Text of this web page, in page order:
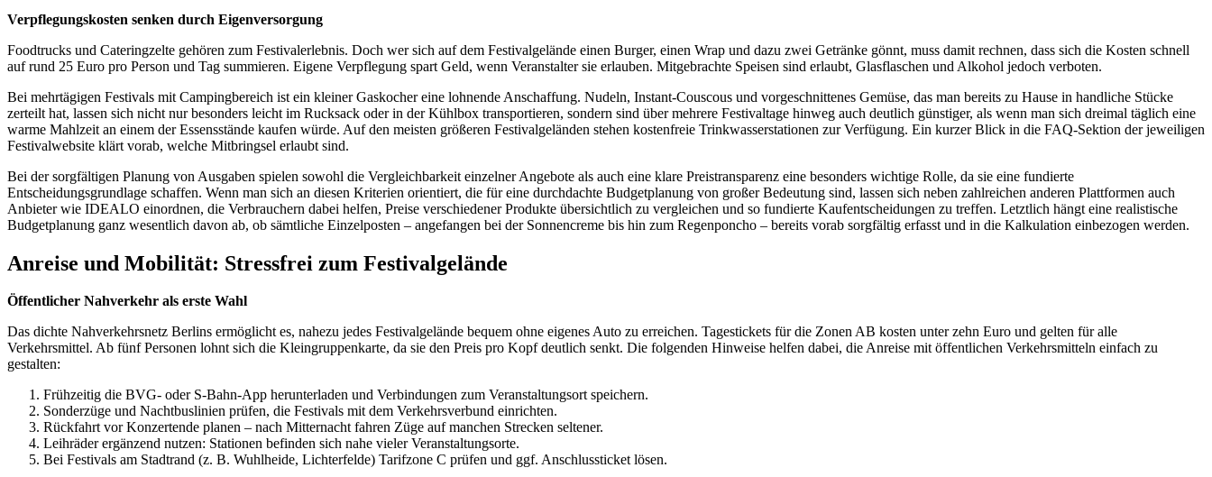
Verpflegungskosten senken durch Eigenversorgung
Foodtrucks und Cateringzelte gehören zum Festivalerlebnis. Doch wer sich auf dem Festivalgelände einen Burger, einen Wrap und dazu zwei Getränke gönnt, muss damit rechnen, dass sich die Kosten schnell
auf rund 25 Euro pro Person und Tag summieren. Eigene Verpflegung spart Geld, wenn Veranstalter sie erlauben. Mitgebrachte Speisen sind erlaubt, Glasflaschen und Alkohol jedoch verboten.
Bei mehrtägigen Festivals mit Campingbereich ist ein kleiner Gaskocher eine lohnende Anschaffung. Nudeln, Instant-Couscous und vorgeschnittenes Gemüse, das man bereits zu Hause in handliche Stücke
zerteilt hat, lassen sich nicht nur besonders leicht im Rucksack oder in der Kühlbox transportieren, sondern sind über mehrere Festivaltage hinweg auch deutlich günstiger, als wenn man sich dreimal täglich eine
warme Mahlzeit an einem der Essensstände kaufen würde. Auf den meisten größeren Festivalgeländen stehen kostenfreie Trinkwasserstationen zur Verfügung. Ein kurzer Blick in die FAQ-Sektion der jeweiligen
Festivalwebsite klärt vorab, welche Mitbringsel erlaubt sind.
Bei der sorgfältigen Planung von Ausgaben spielen sowohl die Vergleichbarkeit einzelner Angebote als auch eine klare Preistransparenz eine besonders wichtige Rolle, da sie eine fundierte
Entscheidungsgrundlage schaffen. Wenn man sich an diesen Kriterien orientiert, die für eine durchdachte Budgetplanung von großer Bedeutung sind, lassen sich neben zahlreichen anderen Plattformen auch
Anbieter wie IDEALO einordnen, die Verbrauchern dabei helfen, Preise verschiedener Produkte übersichtlich zu vergleichen und so fundierte Kaufentscheidungen zu treffen. Letztlich hängt eine realistische
Budgetplanung ganz wesentlich davon ab, ob sämtliche Einzelposten – angefangen bei der Sonnencreme bis hin zum Regenponcho – bereits vorab sorgfältig erfasst und in die Kalkulation einbezogen werden.
Anreise und Mobilität: Stressfrei zum Festivalgelände
Öffentlicher Nahverkehr als erste Wahl
Das dichte Nahverkehrsnetz Berlins ermöglicht es, nahezu jedes Festivalgelände bequem ohne eigenes Auto zu erreichen. Tagestickets für die Zonen AB kosten unter zehn Euro und gelten für alle
Verkehrsmittel. Ab fünf Personen lohnt sich die Kleingruppenkarte, da sie den Preis pro Kopf deutlich senkt. Die folgenden Hinweise helfen dabei, die Anreise mit öffentlichen Verkehrsmitteln einfach zu
gestalten:
Frühzeitig die BVG- oder S-Bahn-App herunterladen und Verbindungen zum Veranstaltungsort speichern.
Sonderzüge und Nachtbuslinien prüfen, die Festivals mit dem Verkehrsverbund einrichten.
Rückfahrt vor Konzertende planen – nach Mitternacht fahren Züge auf manchen Strecken seltener.
Leihräder ergänzend nutzen: Stationen befinden sich nahe vieler Veranstaltungsorte.
Bei Festivals am Stadtrand (z. B. Wuhlheide, Lichterfelde) Tarifzone C prüfen und ggf. Anschlussticket lösen.